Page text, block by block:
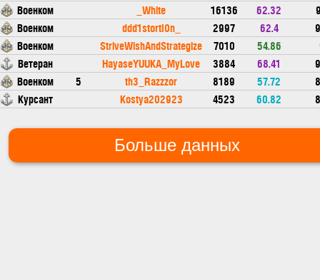
Военком
_White 16136 62.32
Военком
ddd1stortI0n_ 2997 62.4
Военком
StriveWishAndStrategize 7010 54.86
Ветеран
HayaseYUUKA_MyLove 3884 68.41
Военком
5 th3_Razzzor 8189 57.72
Курсант
Kostya202923 4523 60.82
Больше данных